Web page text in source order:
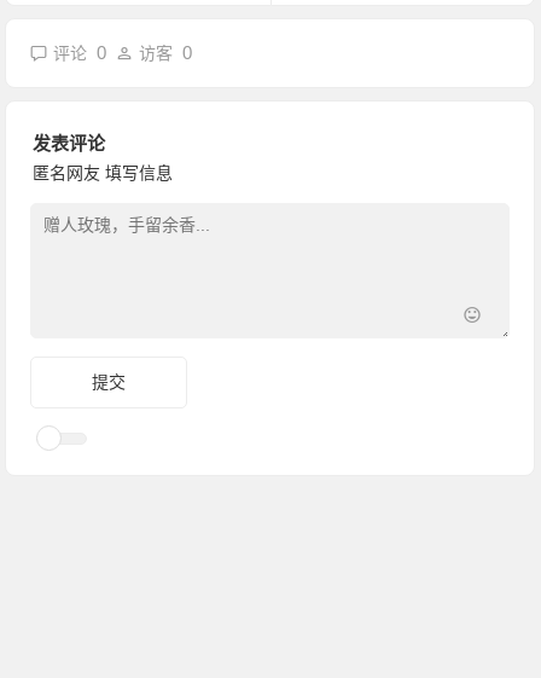
评论0 访客0
发表评论
匿名网友 填写信息